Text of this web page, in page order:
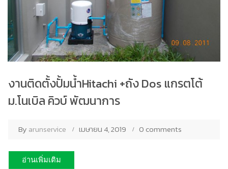
งานติดตั้งปั้มน้ำHitachi +ถัง Dos แกรตโต้
ม.โนเบิล คิวบ์ พัฒนาการ
By arunservice เมษายน 4, 2019 0 comments
อ่านเพิ่มเติม